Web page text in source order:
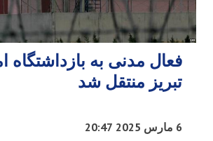
فعال مدنی به بازداشتگاه
تبریز منتقل شد
6 مارس 2025 20:47